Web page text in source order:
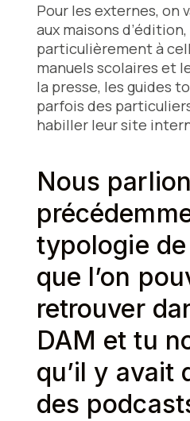
Pour les externes, on
aux maisons
particulièrement à
manuels scolaires et
la presse, les guides
parfois des
habiller leur site
Nous
typologie
que l’on
retrouver
DAM et tu
qu’il y avait
des